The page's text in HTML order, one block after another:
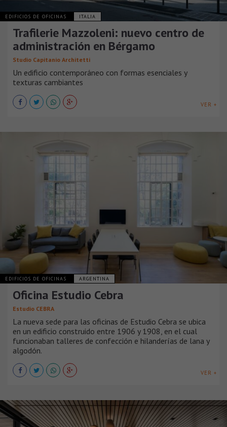
EDIFICIOS DE OFICINAS ITALIA
Trafilerie Mazzoleni: nuevo centro de
administración en Bérgamo
Studio Capitanio Architetti
Un edificio contemporáneo con formas esenciales y
texturas cambiantes
VER +
EDIFICIOS DE OFICINAS ARGENTINA
Oficina Estudio Cebra
Estudio CEBRA
La nueva sede para las oficinas de Estudio Cebra se ubica
en un edificio construido entre 1906 y 1908, en el cual
funcionaban talleres de confección e hilanderías de lana y
algodón.
VER +